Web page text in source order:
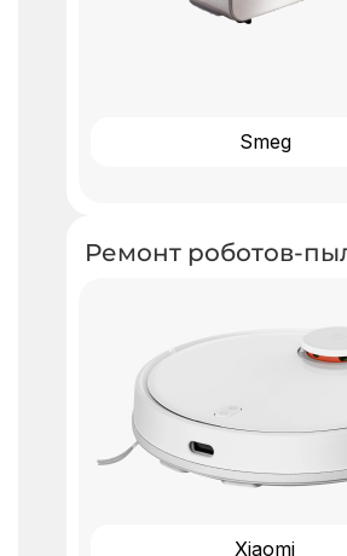
Smeg
Ремонт роботов-
Xiaomi